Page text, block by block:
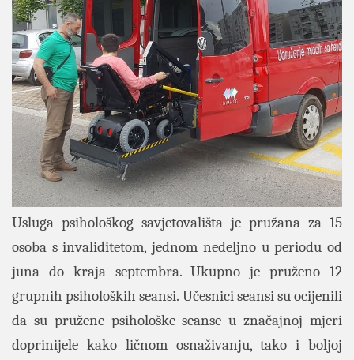
Usluga psihološkog savjetovališta je pružana za 15
osoba s invaliditetom, jednom nedeljno u periodu od
juna do kraja septembra. Ukupno je pruženo 12
grupnih psiholoških seansi. Učesnici seansi su ocijenili
da su pružene psihološke seanse u značajnoj mjeri
doprinijele kako ličnom osnaživanju, tako i boljoj